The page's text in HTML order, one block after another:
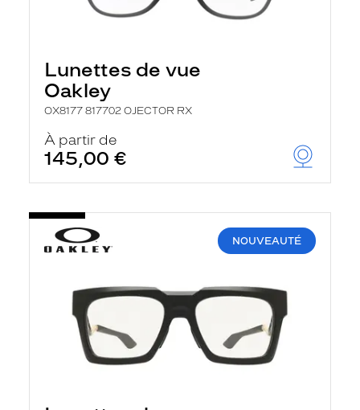
Lunettes de vue
Oakley
OX8177 817702 OJECTOR RX
À partir de
145,00 €
NOUVEAUTÉ